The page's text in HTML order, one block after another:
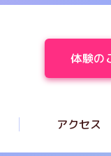
体験の
アクセス